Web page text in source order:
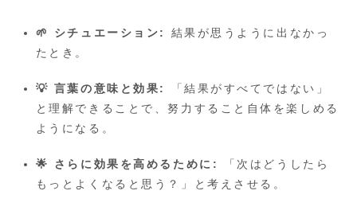
🌱 シチュエーション:
結果が思うように出なかっ
たとき。
💡 言葉の意味と効果:
「結果がすべてではない」
と理解できることで、努力すること自体を楽しめる
ようになる。
🌟 さらに効果を高めるために:
「次はどうしたら
もっとよくなると思う？」と考えさせる。